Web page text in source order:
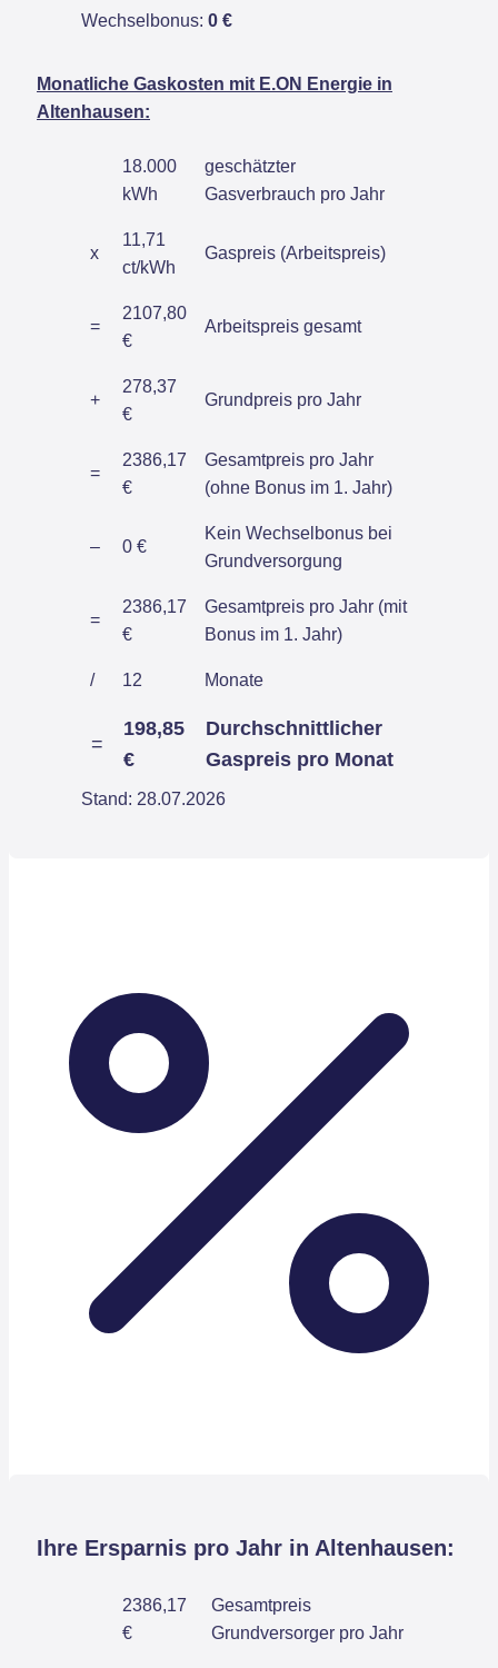
Wechselbonus: 0 €
Monatliche Gaskosten mit E.ON Energie in
Altenhausen:
18.000
kWh
geschätzter
Gasverbrauch pro Jahr
x
11,71
ct/kWh
Gaspreis (Arbeitspreis)
=
2107,80
€
Arbeitspreis gesamt
+
278,37
€
Grundpreis pro Jahr
=
2386,17
€
Gesamtpreis pro Jahr
(ohne Bonus im 1. Jahr)
– 0 €
Kein Wechselbonus bei
Grundversorgung
=
2386,17
€
Gesamtpreis pro Jahr (mit
Bonus im 1. Jahr)
/ 12 Monate
=
198,85
€
Durchschnittlicher
Gaspreis pro Monat
Stand: 28.07.2026
Ihre Ersparnis pro Jahr in Altenhausen:
2386,17
€
Gesamtpreis
Grundversorger pro Jahr